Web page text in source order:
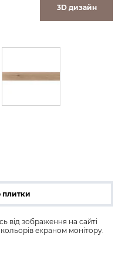
3D дизайн
плитки
від зображення на сайті
екраном монітору.